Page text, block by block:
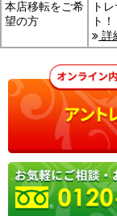
本店移転をご希
望の方
ト
ト！
詳